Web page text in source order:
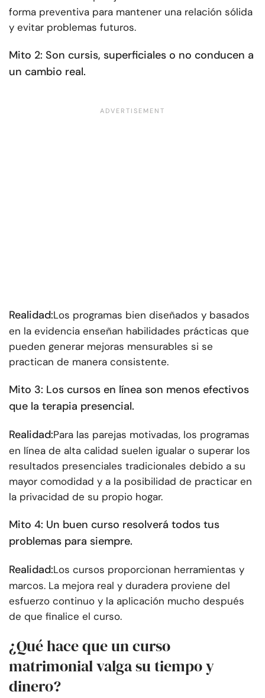
forma preventiva para mantener una relación sólida
y evitar problemas futuros.
Mito 2: Son cursis, superficiales o no conducen a
un cambio real.
Realidad:Los programas bien diseñados y basados
en la evidencia enseñan habilidades prácticas que
pueden generar mejoras mensurables si se
practican de manera consistente.
Mito 3: Los cursos en línea son menos efectivos
que la terapia presencial.
Realidad:Para las parejas motivadas, los programas
en línea de alta calidad suelen igualar o superar los
resultados presenciales tradicionales debido a su
mayor comodidad y a la posibilidad de practicar en
la privacidad de su propio hogar.
Mito 4: Un buen curso resolverá todos tus
problemas para siempre.
Realidad:Los cursos proporcionan herramientas y
marcos. La mejora real y duradera proviene del
esfuerzo continuo y la aplicación mucho después
de que finalice el curso.
¿Qué hace que un curso
matrimonial valga su tiempo y
dinero?